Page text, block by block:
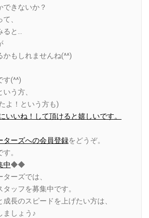
きないか？
、
ると…
かもしれませんね(^^)
す(^^)
う方、
よ！という方も)
いいね！して頂けると嬉しいです。
ターズへの会員登録をどうぞ。
。
中◆◆
ーズでは、
ッフを募集中です。
長のスピードを上げたい方は、
ましょう♪